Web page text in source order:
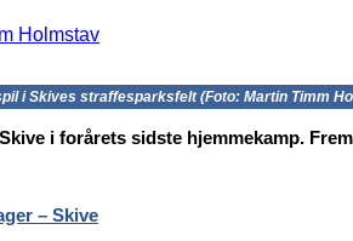
Holmstav
i Skives straffesparksfelt (Foto: Martin Timm
i forårets sidste hjemmekamp.
– Skive